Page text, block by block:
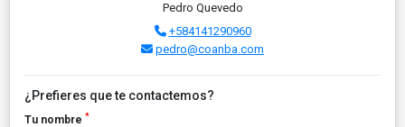
Pedro Quevedo
+584141290960
pedro@coanba.com
¿Prefieres que te contactemos?
Tu nombre *